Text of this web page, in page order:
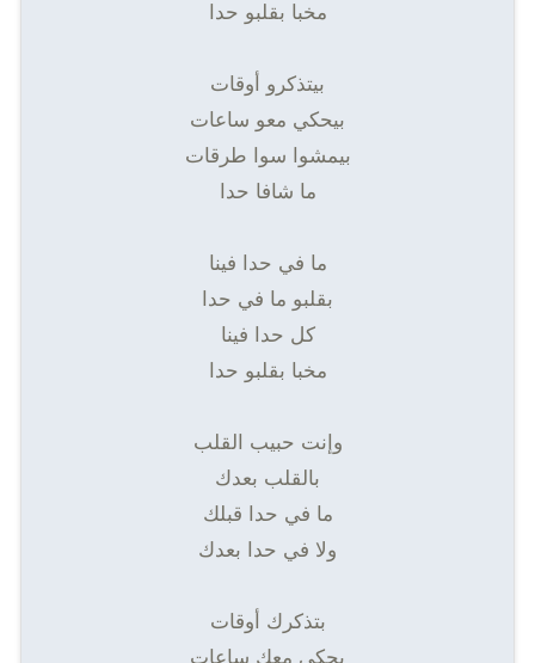
مخبا بقلبو حدا
بيتذكرو أوقات
بيحكي معو ساعات
بيمشوا سوا طرقات
ما شافا حدا
ما في حدا فينا
بقلبو ما في حدا
كل حدا فينا
مخبا بقلبو حدا
وإنت حبيب القلب
بالقلب بعدك
ما في حدا قبلك
ولا في حدا بعدك
بتذكرك أوقات
بحكي معك ساعات